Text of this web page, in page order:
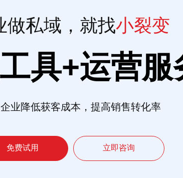
做私域，就找小裂变
具+运营服
业降低获客成本，提高销售转化率
免费试用 立即咨询